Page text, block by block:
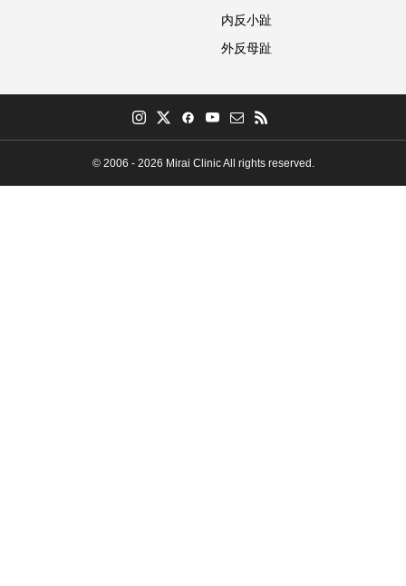
内反小趾
外反母趾
© 2006 - 2026 Mirai Clinic All rights reserved.